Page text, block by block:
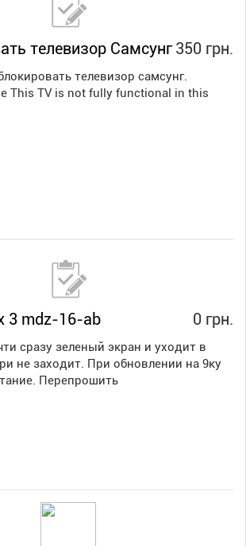
350 грн.
телевизор Самсунг
телевизор самсунг.
This TV is not fully functional in this
0 грн.
3 mdz-16-ab
сразу зеленый экран и уходит в
не заходит. При обновлении на 9ку
Перепрошить